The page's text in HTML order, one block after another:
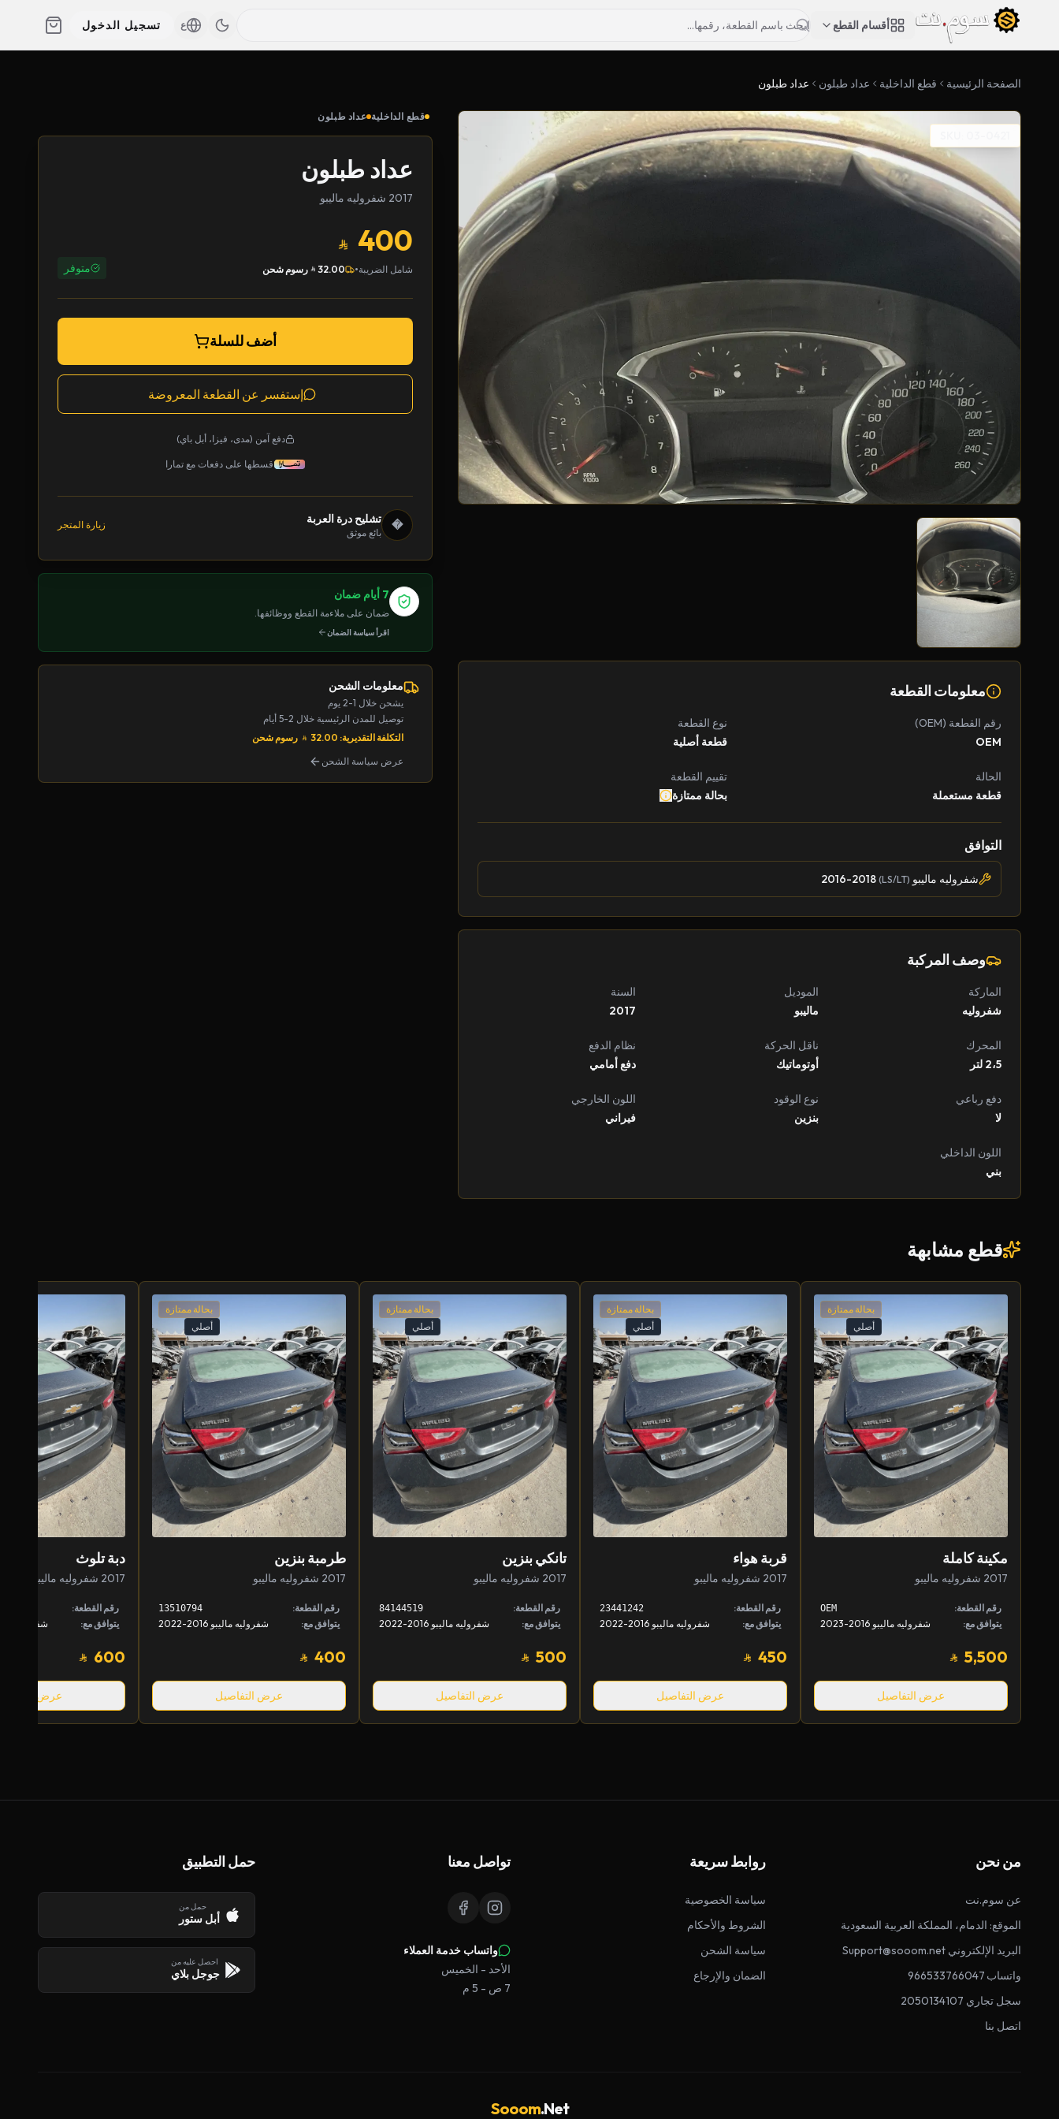
أقسام القطع ع تسجيل الدخول
الصفحة الرئيسية قطع الداخلية عداد طبلون عداد طبلون
معلومات القطعة
رقم القطعة (OEM)
OEM
نوع القطعة
قطعة أصلية
الحالة
قطعة مستعملة
تقييم القطعة
بحالة ممتازة
التوافق
شفروليه ماليبو (LS/LT)
وصف المركبة
الماركة
شفروليه
الموديل
ماليبو
السنة
2017
المحرك
2،5 لتر
ناقل الحركة
أوتوماتيك
نظام الدفع
دفع أمامي
دفع رباعي
لا
نوع الوقود
بنزين
اللون الخارجي
فيراني
اللون الداخلي
بني
قطع الداخلية عداد طبلون
عداد طبلون
2017 شفروليه ماليبو
400
شامل الضريبة•
32.00 رسوم شحن متوفر
أضف للسلة
إستفسر عن القطعة المعروضة
دفع آمن (مدى، فيزا، أبل باي)
قسطها على دفعات مع تمارا
� تشليح درة العربة
بائع موثق
زيارة المتجر
7 أيام ضمان
ضمان على ملاءمة القطع ووظائفها.
اقرأ سياسة الضمان
معلومات الشحن
يشحن خلال 1-2 يوم
توصيل للمدن الرئيسية خلال 2-5 أيام
التكلفة التقديرية: 32.00
رسوم شحن
عرض سياسة الشحن
قطع مشابهة
بحالة ممتازة
أصلي
مكينة كاملة
2017 شفروليه ماليبو
رقم القطعة: OEM
يتوافق مع: شفروليه ماليبو 2016-2023
5,500
عرض التفاصيل
بحالة ممتازة
أصلي
قربة هواء
2017 شفروليه ماليبو
رقم القطعة: 23441242
يتوافق مع: شفروليه ماليبو 2016-2022
450
عرض التفاصيل
بحالة ممتازة
أصلي
تانكي بنزين
2017 شفروليه ماليبو
رقم القطعة: 84144519
يتوافق مع: شفروليه ماليبو 2016-2022
500
عرض التفاصيل
بحالة ممتازة
أصلي
طرمبة بنزين
2017 شفروليه ماليبو
رقم القطعة: 13510794
يتوافق مع: شفروليه ماليبو 2016-2022
400
عرض التفاصيل
دبة تلوث
2017 شفروليه ماليبو
رقم القطعة:
يتوافق مع:
شفروليه ماليبو
600
عرض
من نحن
عن سوم.نت
الموقع: الدمام، المملكة العربية السعودية
البريد الإلكتروني Support@sooom.net
واتساب 966533766047
سجل تجاري 2050134107
اتصل بنا
روابط سريعة
سياسة الخصوصية
الشروط والأحكام
سياسة الشحن
الضمان والإرجاع
تواصل معنا
واتساب خدمة العملاء
الأحد - الخميس
7 ص - 5 م
حمل التطبيق
حمل من
أبل ستور
احصل عليه من
جوجل بلاي
Sooom.Net